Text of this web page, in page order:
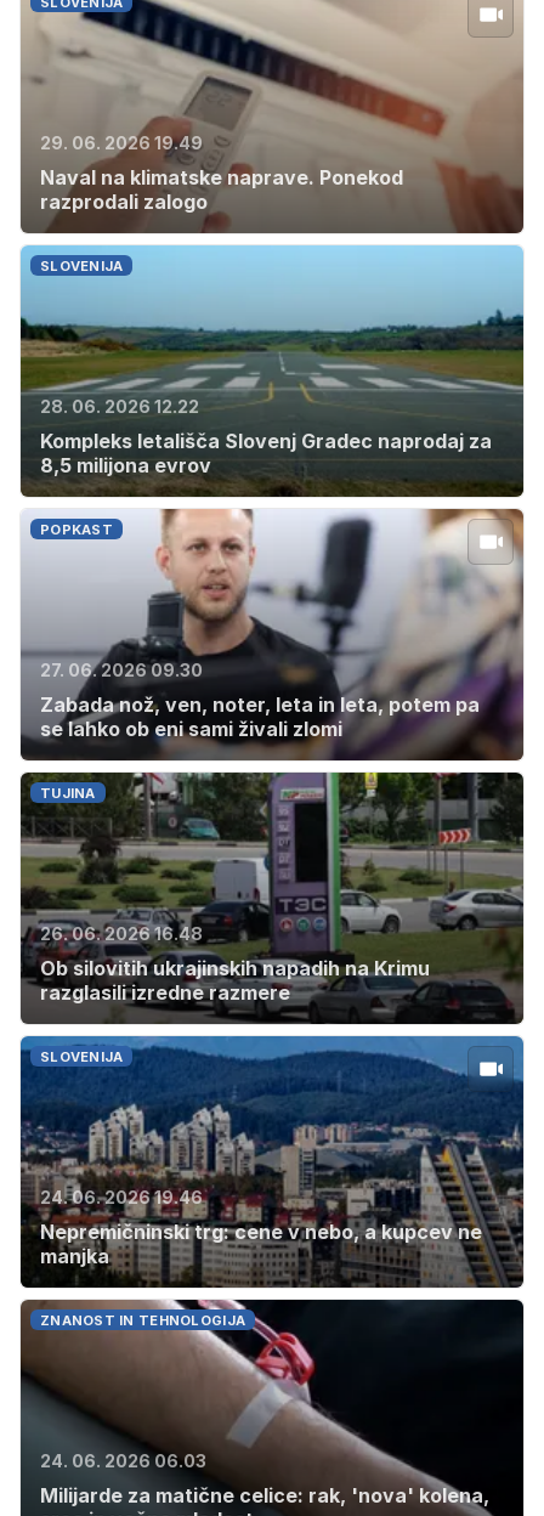
29. 06. 2026 19.49
Naval na klimatske naprave. Ponekod
razprodali zalogo
SLOVENIJA
28. 06. 2026 12.22
Kompleks letališča Slovenj Gradec naprodaj za
8,5 milijona evrov
POPKAST
27. 06. 2026 09.30
Zabada nož, ven, noter, leta in leta, potem pa
se lahko ob eni sami živali zlomi
TUJINA
26. 06. 2026 16.48
Ob silovitih ukrajinskih napadih na Krimu
razglasili izredne razmere
SLOVENIJA
24. 06. 2026 19.46
Nepremičninski trg: cene v nebo, a kupcev ne
manjka
ZNANOST IN TEHNOLOGIJA
24. 06. 2026 06.03
Milijarde za matične celice: rak, 'nova' kolena,